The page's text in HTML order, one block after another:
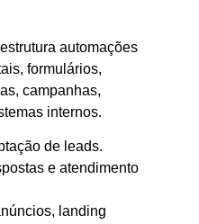
estrutura automações
formulários,
campanhas,
internos.
de leads.
e atendimento
landing